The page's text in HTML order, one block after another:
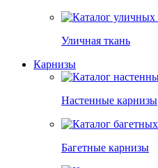
Уличная ткань
Карнизы
Настенные карнизы
Багетные карнизы